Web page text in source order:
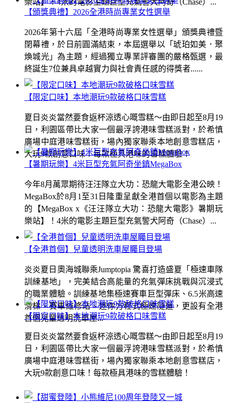
樂站】！4米的電影主題巨型充氣警犬阿奇（Chase）...
【限定口味】本地潮玩9款破格口味雪糕
夏日炎炎當然要食返杯涼透心嘅雪糕～由即日起至8月19
日，利園區帶比大家一個最浮誇港味雪糕派對，於希慎
廣場中庭港味雪糕街，場內獨家聯乘本地創意雪糕店，
大玩9款創意口味！每款極具港味的雪糕體驗！
【全港首個】兒童透明洗車屋矚目登場
炎炎夏日奧海城聯乘Jumptopia 驚喜打造盛夏「極速車隊
訓練基地」，完美結合高能量的充氣彈床挑戰與沉浸式
的職業體驗。訓練基地集極速賽車巨型彈床、6.5米高速
滑梯、賽車維修站、迷你方程式極速隧道，更設有全港
首個兒童透明洗車屋...
【頒獎典禮】2026全港時尚專業女性選舉
2026年第十六屆「全港時尚專業女性選舉」頒獎典禮暨
閉幕禮，於日前圓滿結束，本屆選舉以「琥珀如美．聚
煥城光」為主題，經過獨立專業評審團的嚴格甄選，最
終誕生7位兼具卓越實力與社會責任感的得獎者......
【暑期玩樂】4米巨型充氣阿奇坐鎮MegaBox
今年8月萬眾期待汪汪隊立大功：恐龍大電影全港公映！
MegaBox於8月1至31日隆重呈獻全港首個以電影為主題
的【MegaBox x《汪汪隊立大功：恐龍大電影》暑期玩
樂站】！4米的電影主題巨型充氣警犬阿奇（Chase）...
【限定口味】本地潮玩9款破格口味雪糕
夏日炎炎當然要食返杯涼透心嘅雪糕～由即日起至8月19
日，利園區帶比大家一個最浮誇港味雪糕派對，於希慎
廣場中庭港味雪糕街，場內獨家聯乘本地創意雪糕店，
大玩9款創意口味！每款極具港味的雪糕體驗！